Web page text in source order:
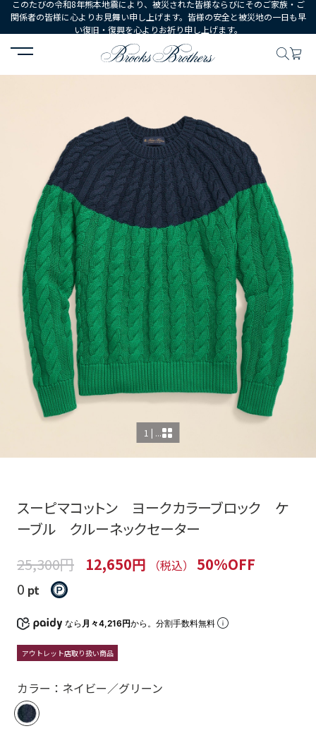
このたびの令和8年熊本地震により、被災された皆様ならびにそのご家族・ご
関係者の皆様に心よりお見舞い申し上げます。皆様の安全と被災地の一日も早
い復旧・復興を心よりお祈り申し上げます。
HOME ウェア トップス セーター スーピマコットン
1 | ...
スーピマコットン ヨークカラーブロック ケ
ーブル クルーネックセーター
25,300円
12,650円 （税込）
50%OFF
0 pt
なら 月々4,216円から。分割手数料無料
アウトレット店取り扱い商品
カラー：ネイビー／グリーン